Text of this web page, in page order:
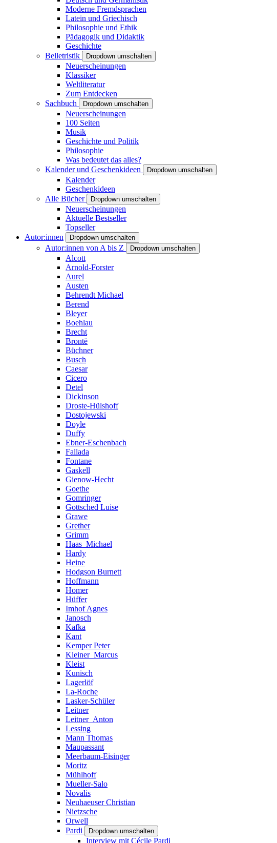
Moderne Fremdsprachen
Latein und Griechisch
Philosophie und Ethik
Pädagogik und Didaktik
Geschichte
Belletristik
Dropdown umschalten
Neuerscheinungen
Klassiker
Weltliteratur
Zum Entdecken
Sachbuch
Dropdown umschalten
Neuerscheinungen
100 Seiten
Musik
Geschichte und Politik
Philosophie
Was bedeutet das alles?
Kalender und Geschenkideen
Dropdown umschalten
Kalender
Geschenkideen
Alle Bücher
Dropdown umschalten
Neuerscheinungen
Aktuelle Bestseller
Topseller
Autor:innen
Dropdown umschalten
Autor:innen von A bis Z Dropdown umschalten
Alcott
Arnold-Forster
Aurel
Austen
Behrendt Michael
Berend
Bleyer
Boehlau
Brecht
Brontë
Büchner
Busch
Caesar
Cicero
Detel
Dickinson
Droste-Hülshoff
Dostojewski
Doyle
Duffy
Ebner-Eschenbach
Fallada
Fontane
Gaskell
Gienow-Hecht
Goethe
Gomringer
Gottsched Luise
Grawe
Grether
Grimm
Haas_Michael
Hardy
Heine
Hodgson Burnett
Hoffmann
Homer
Hüffer
Imhof Agnes
Janosch
Kafka
Kant
Kemper Peter
Kleiner_Marcus
Kleist
Kunisch
Lagerlöf
La-Roche
Lasker-Schüler
Leitner
Leitner_Anton
Lessing
Mann Thomas
Maupassant
Meerbaum-Eisinger
Moritz
Mühlhoff
Mueller-Salo
Novalis
Neuhaeuser Christian
Nietzsche
Orwell
Pardi
Dropdown umschalten
Interview mit Cécile Pardi